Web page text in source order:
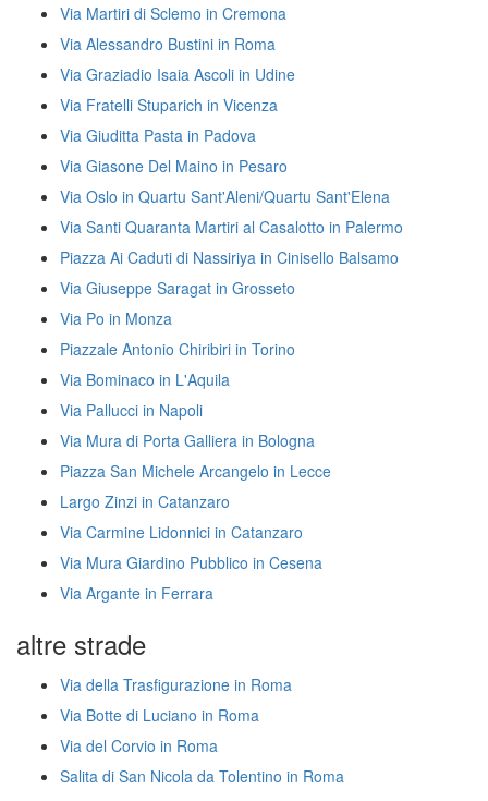
Via Martiri di Sclemo in Cremona
Via Alessandro Bustini in Roma
Via Graziadio Isaia Ascoli in Udine
Via Fratelli Stuparich in Vicenza
Via Giuditta Pasta in Padova
Via Giasone Del Maino in Pesaro
Via Oslo in Quartu Sant'Aleni/Quartu Sant'Elena
Via Santi Quaranta Martiri al Casalotto in Palermo
Piazza Ai Caduti di Nassiriya in Cinisello Balsamo
Via Giuseppe Saragat in Grosseto
Via Po in Monza
Piazzale Antonio Chiribiri in Torino
Via Bominaco in L'Aquila
Via Pallucci in Napoli
Via Mura di Porta Galliera in Bologna
Piazza San Michele Arcangelo in Lecce
Largo Zinzi in Catanzaro
Via Carmine Lidonnici in Catanzaro
Via Mura Giardino Pubblico in Cesena
Via Argante in Ferrara
altre strade
Via della Trasfigurazione in Roma
Via Botte di Luciano in Roma
Via del Corvio in Roma
Salita di San Nicola da Tolentino in Roma